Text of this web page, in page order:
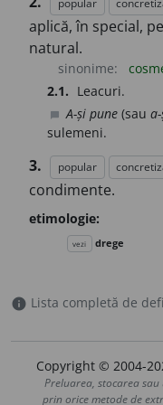
popular
aplică, în special,
natural.
sinonime:
2.1. Leacuri.
A-și pune (sau
sulemeni.
3. popular
condimente.
etimologie:
vezi drege
info Lista completă de
Copyright © 2004-
Preluarea, stocarea
prin orice metode de